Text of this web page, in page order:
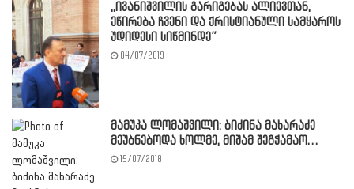
,,ივანიშვილის გარიგებას ალიევთან,
ეწირება ჩვენი და ქრისტიანული სამყაროს
უდიდესი სიწმინდე”
04/07/2019
მამუკა ლომაშვილი: ბიძინა მახარაძე
მეუბნებოდა ხოლმე, მიშამ შეგჭამაო…
15/07/2018